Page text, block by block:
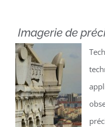
Imagerie de